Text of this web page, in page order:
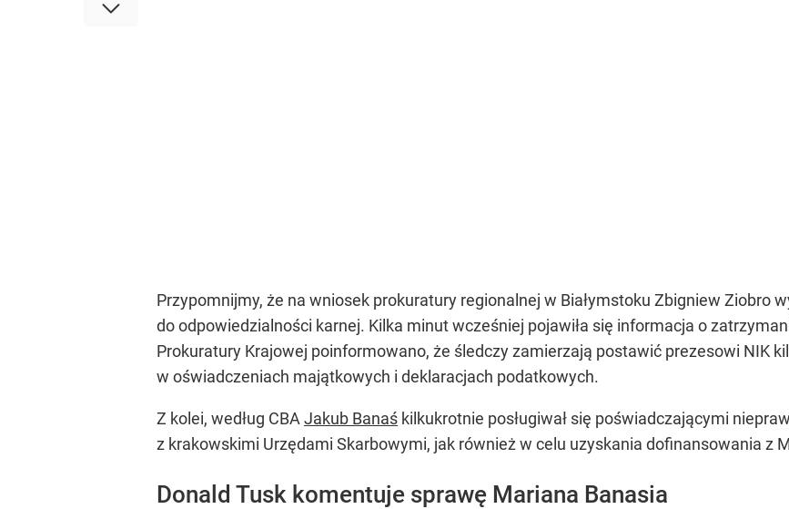
Przypomnijmy, że na wniosek prokuratury regionalnej w Białymstoku Zbigniew Ziobro
do odpowiedzialności karnej. Kilka minut wcześniej pojawiła się informacja o
Prokuratury Krajowej poinformowano, że śledczy zamierzają postawić prezesowi NIK
w oświadczeniach majątkowych i deklaracjach podatkowych.
Z kolei, według CBA Jakub Banaś kilkukrotnie posługiwał się poświadczającymi
z krakowskimi Urzędami Skarbowymi, jak również w celu uzyskania dofinansowania z
Donald Tusk komentuje sprawę Mariana Banasia